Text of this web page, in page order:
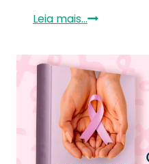
Leia mais...